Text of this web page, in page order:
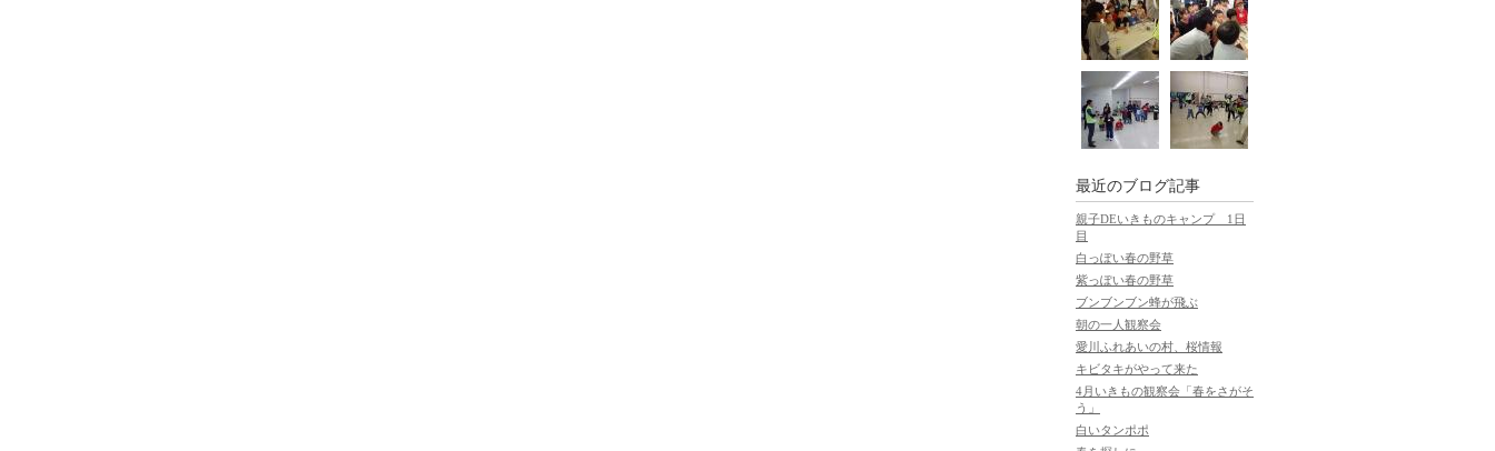
最近のブログ記事
親子DEいきものキャンプ 1日
目
白っぽい春の野草
紫っぽい春の野草
ブンブンブン蜂が飛ぶ
朝の一人観察会
愛川ふれあいの村、桜情報
キビタキがやって来た
4月いきもの観察会「春をさがそ
う」
白いタンポポ